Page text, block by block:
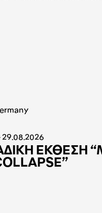
29.08.2026
ΕΚΘΕΣΗ